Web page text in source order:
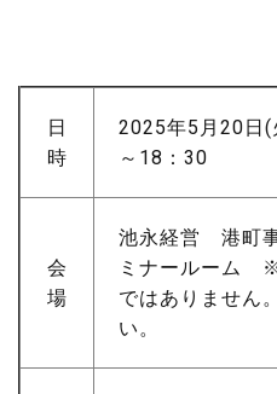
日
時
2025年5月20
～18：30
会
場
池永経営 港町
ミナールーム
ではありません
い。